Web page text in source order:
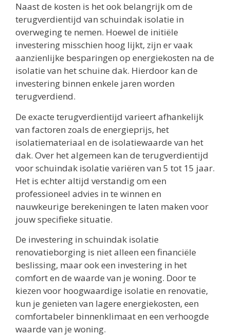
Naast de kosten is het ook belangrijk om de
terugverdientijd van schuindak isolatie in
overweging te nemen. Hoewel de initiële
investering misschien hoog lijkt, zijn er vaak
aanzienlijke besparingen op energiekosten na de
isolatie van het schuine dak. Hierdoor kan de
investering binnen enkele jaren worden
terugverdiend.
De exacte terugverdientijd varieert afhankelijk
van factoren zoals de energieprijs, het
isolatiemateriaal en de isolatiewaarde van het
dak. Over het algemeen kan de terugverdientijd
voor schuindak isolatie variëren van 5 tot 15 jaar.
Het is echter altijd verstandig om een
professioneel advies in te winnen en
nauwkeurige berekeningen te laten maken voor
jouw specifieke situatie.
De investering in schuindak isolatie
renovatieborging is niet alleen een financiële
beslissing, maar ook een investering in het
comfort en de waarde van je woning. Door te
kiezen voor hoogwaardige isolatie en renovatie,
kun je genieten van lagere energiekosten, een
comfortabeler binnenklimaat en een verhoogde
waarde van je woning.